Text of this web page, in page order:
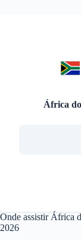
África
Onde assistir África
2026